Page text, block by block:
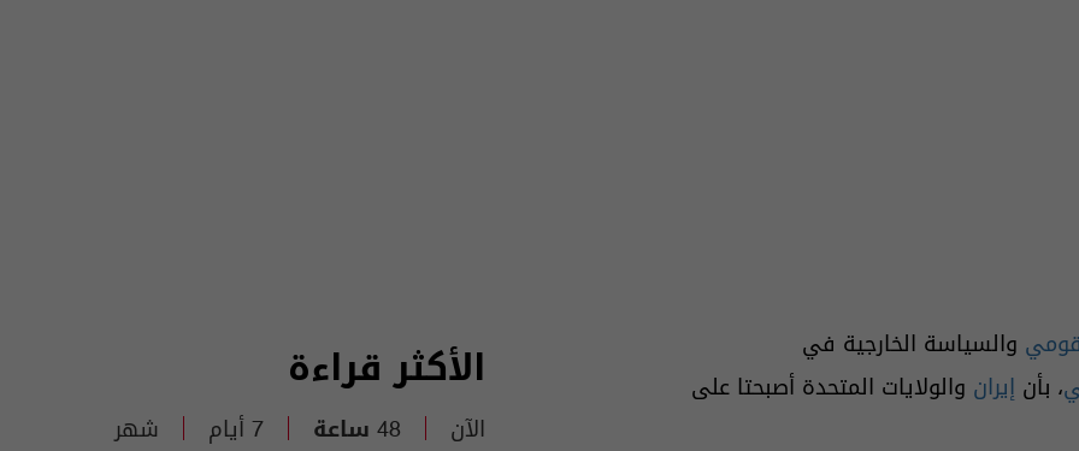
والسياسة الخارجية في
، بأن إيران والولايات المتحدة أصبحتا على
الأكثر قراءة
الآن 48 ساعة 7 أيام شهر